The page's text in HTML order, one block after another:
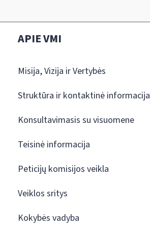
APIE VMI
Misija, Vizija ir Vertybės
Struktūra ir kontaktinė informacija
Konsultavimasis su visuomene
Teisinė informacija
Peticijų komisijos veikla
Veiklos sritys
Kokybės vadyba